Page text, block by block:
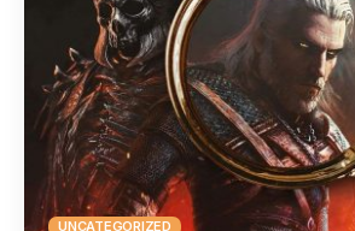
UNCATEGORIZED